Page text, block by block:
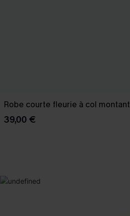
Robe courte fleurie à col montant
39,00 €